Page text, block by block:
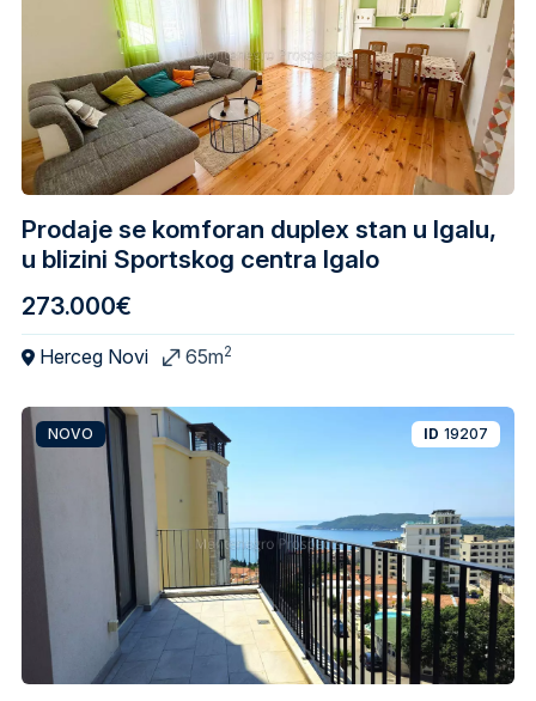
Prodaje se komforan duplex stan u Igalu,
u blizini Sportskog centra Igalo
273.000€
Herceg Novi 65m2
NOVO ID 19207